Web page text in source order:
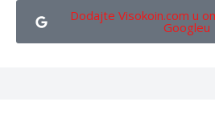
Dodajte Visokoin.com u
Googleu